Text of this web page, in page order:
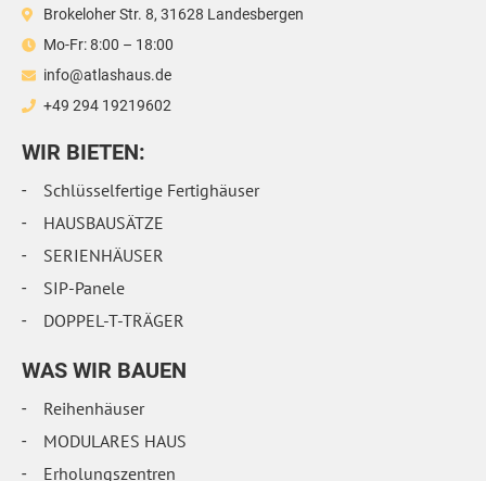
Brokeloher Str. 8, 31628 Landesbergen
Mo-Fr: 8:00 – 18:00
info@atlashaus.de
+49 294 19219602
WIR BIETEN:
Schlüsselfertige Fertighäuser
HAUSBAUSÄTZE
SERIENHÄUSER
SIP-Panele
DOPPEL-T-TRÄGER
WAS WIR BAUEN
Reihenhäuser
MODULARES HAUS
Erholungszentren